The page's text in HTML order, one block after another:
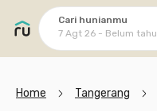
Cari hunianmu
7 Agt 26 - Belum tahu
Home Tangerang